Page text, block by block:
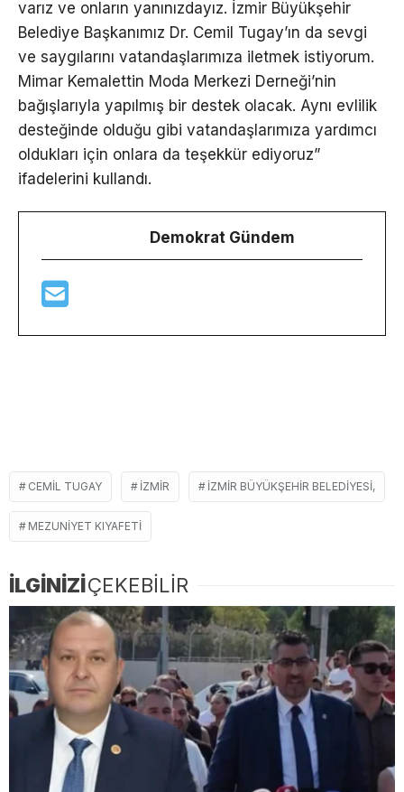
varız ve onların yanınızdayız. İzmir Büyükşehir
Belediye Başkanımız Dr. Cemil Tugay’ın da sevgi
ve saygılarını vatandaşlarımıza iletmek istiyorum.
Mimar Kemalettin Moda Merkezi Derneği’nin
bağışlarıyla yapılmış bir destek olacak. Aynı evlilik
desteğinde olduğu gibi vatandaşlarımıza yardımcı
oldukları için onlara da teşekkür ediyoruz”
ifadelerini kullandı.
Demokrat Gündem
CEMIL TUGAY İZMIR İZMIR BÜYÜKŞEHIR BELEDIYESI,
MEZUNIYET KIYAFETI
İLGİNİZİÇEKEBİLİR